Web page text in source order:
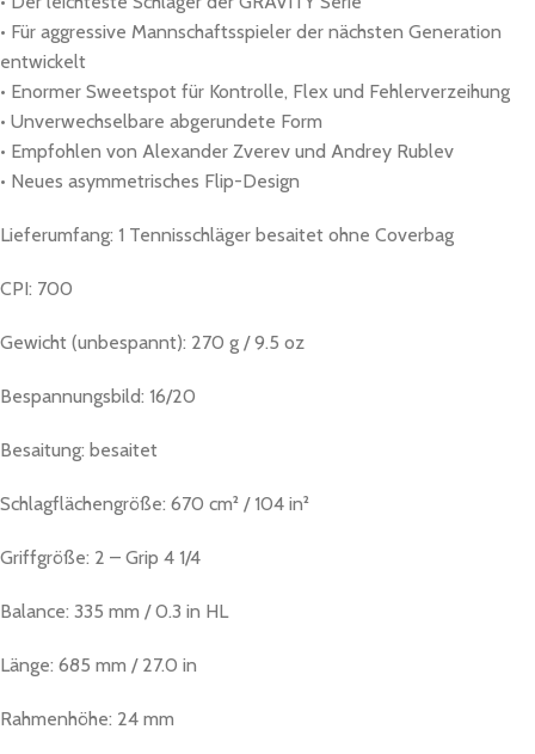
• Für aggressive Mannschaftsspieler der nächsten Generation
entwickelt
• Enormer Sweetspot für Kontrolle, Flex und Fehlerverzeihung
• Unverwechselbare abgerundete Form
• Empfohlen von Alexander Zverev und Andrey Rublev
• Neues asymmetrisches Flip-Design
Lieferumfang: 1 Tennisschläger besaitet ohne Coverbag
CPI: 700
Gewicht (unbespannt): 270 g / 9.5 oz
Bespannungsbild: 16/20
Besaitung: besaitet
Schlagflächengröße: 670 cm² / 104 in²
Griffgröße: 2 – Grip 4 1/4
Balance: 335 mm / 0.3 in HL
Länge: 685 mm / 27.0 in
Rahmenhöhe: 24 mm